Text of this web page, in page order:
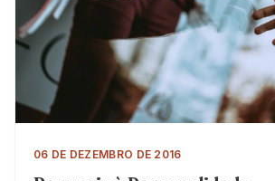
06 DE DEZEMBRO DE 2016